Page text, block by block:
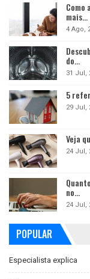
Como
mais…
4 Ago,
do…
31 Jul,
5
29 Jul,
Veja
24 Jul,
no…
24 Jul,
POPULAR
Especialista explica